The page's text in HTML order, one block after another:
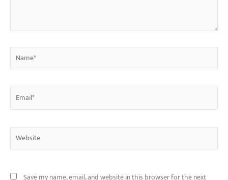
Website
Save my name, email, and website in this browser for the next